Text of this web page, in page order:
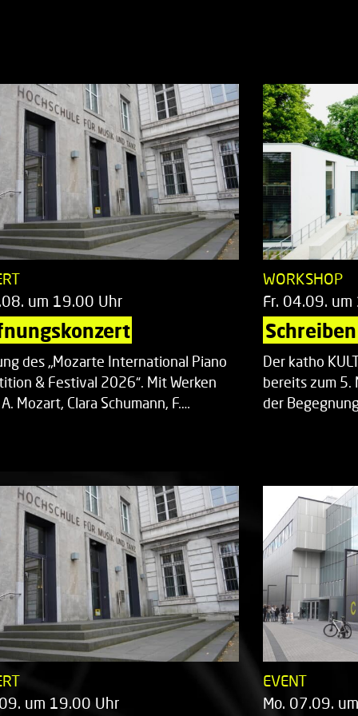
um 19.00 Uhr
des „Mozarte International Piano
& Festival 2026“. Mit Werken
Mozart, Clara Schumann, F.…
WORKSHOP
Fr. 04.09.
Der katho
bereits zum 5.
der
um 19.00 Uhr
EVENT
Mo. 07.09.